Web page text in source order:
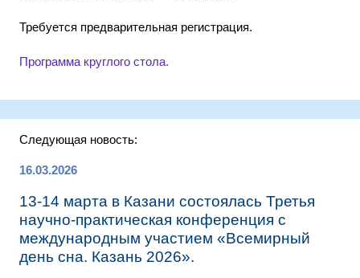
Требуется предварительная регистрация.
Программа круглого стола.
Следующая новость:
16.03.2026
13-14 марта в Казани состоялась Третья
научно-практическая конференция с
международным участием «Всемирный
день сна. Казань 2026».